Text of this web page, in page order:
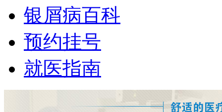
银屑病百科
预约挂号
就医指南